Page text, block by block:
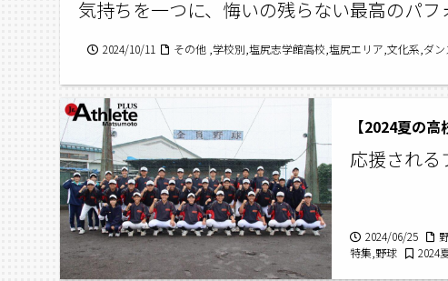
気持ちを一つに、悔いの残らない最高のパフ
2024/10/11 その他 ,学校別,塩尻志学館高校,塩尻エリア,文化系,ダ
【2024夏の
応援される
2024/06/25
特集,野球
2024